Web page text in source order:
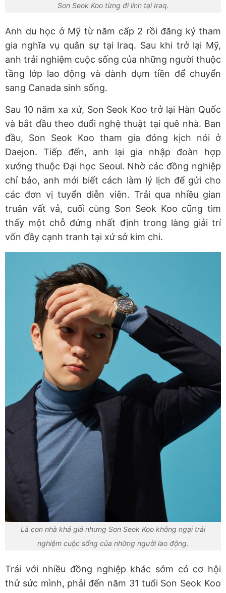
Son Seok Koo từng đi lính tại Iraq.
Anh du học ở Mỹ từ năm cấp 2 rồi đăng ký tham
gia nghĩa vụ quân sự tại Iraq. Sau khi trở lại Mỹ,
anh trải nghiệm cuộc sống của những người thuộc
tầng lớp lao động và dành dụm tiền để chuyển
sang Canada sinh sống.
Sau 10 năm xa xứ, Son Seok Koo trở lại Hàn Quốc
và bắt đầu theo đuổi nghệ thuật tại quê nhà. Ban
đầu, Son Seok Koo tham gia đóng kịch nói ở
Daejon. Tiếp đến, anh lại gia nhập đoàn hợp
xướng thuộc Đại học Seoul. Nhờ các đồng nghiệp
chỉ bảo, anh mới biết cách làm lý lịch để gửi cho
các đơn vị tuyển diễn viên. Trải qua nhiều gian
truân vất vả, cuối cùng Son Seok Koo cũng tìm
thấy một chỗ đứng nhất định trong làng giải trí
vốn đầy cạnh tranh tại xứ sở kim chi.
Là con nhà khá giả nhưng Son Seok Koo không ngại trải
nghiệm cuộc sống của những người lao động.
Trái với nhiều đồng nghiệp khác sớm có cơ hội
thử sức mình, phải đến năm 31 tuổi Son Seok Koo